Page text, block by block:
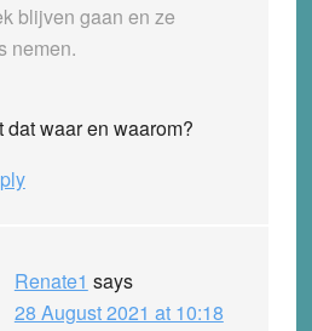
blijven gaan en ze
nemen.
dat waar en waarom?
Renate1 says
28 August 2021 at 10:18